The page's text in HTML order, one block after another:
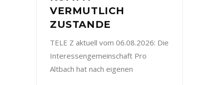
VERMUTLICH
ZUSTANDE
TELE Z aktuell vom 06.08.2026: Die
Interessengemeinschaft Pro
Altbach hat nach eigenen